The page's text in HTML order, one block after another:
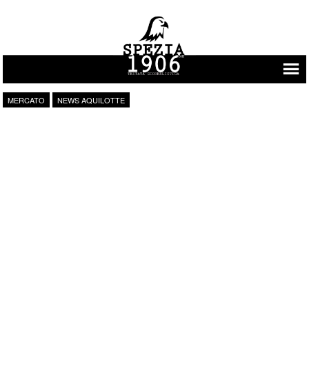
Vai al contenuto
MERCATO NEWS AQUILOTTE